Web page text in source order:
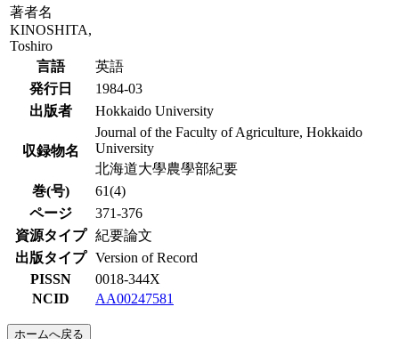
著者名
KINOSHITA,
Toshiro
言語
英語
発行日
1984-03
出版者
Hokkaido University
収録物名
Journal of the Faculty of Agriculture, Hokkaido
University
北海道大學農學部紀要
巻(号)
61(4)
ページ
371-376
資源タイプ 紀要論文
出版タイプ Version of Record
PISSN
0018-344X
NCID
AA00247581
ホームへ戻る